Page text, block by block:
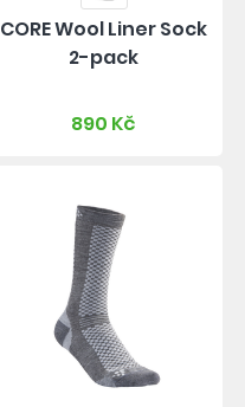
CORE Wool Liner Sock
2-pack
890 Kč